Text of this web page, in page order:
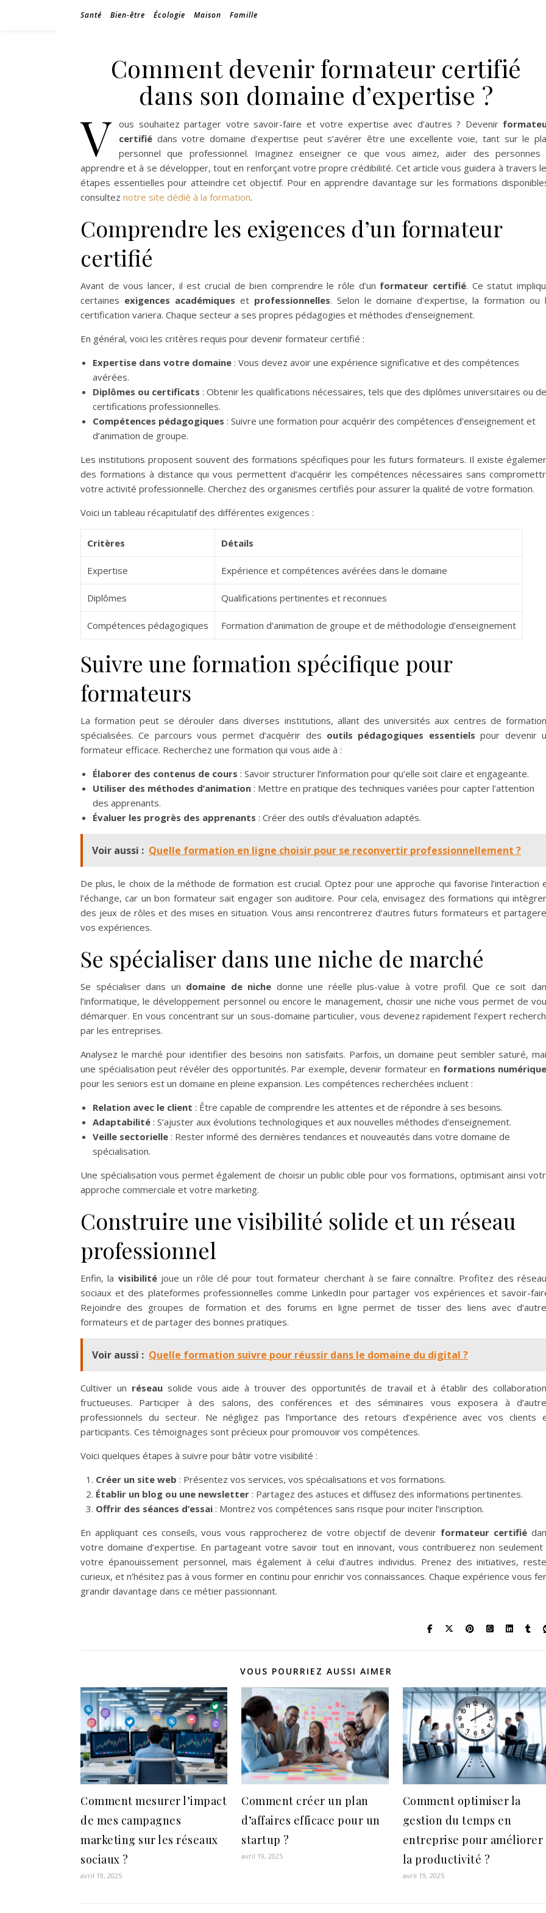
Santé Bien-être Écologie Maison Famille
Comment devenir formateur certifié
dans son domaine d’expertise ?
V ous souhaitez partager votre savoir-faire et votre expertise avec d’autres ? Devenir
certifié dans votre domaine d’expertise peut s’avérer être une excellente voie, tant sur le
personnel que professionnel. Imaginez enseigner ce que vous aimez, aider des personnes
apprendre et à se développer, tout en renforçant votre propre crédibilité. Cet article vous guidera à travers
étapes essentielles pour atteindre cet objectif. Pour en apprendre davantage sur les formations
consultez notre site dédié à la formation.
Comprendre les exigences d’un formateur
certifié
Avant de vous lancer, il est crucial de bien comprendre le rôle d’un formateur certifié. Ce statut
certaines exigences académiques et professionnelles. Selon le domaine d’expertise, la formation ou
certification variera. Chaque secteur a ses propres pédagogies et méthodes d’enseignement.
En général, voici les critères requis pour devenir formateur certifié :
Expertise dans votre domaine : Vous devez avoir une expérience significative et des compétences
avérées.
Diplômes ou certificats : Obtenir les qualifications nécessaires, tels que des diplômes universitaires ou
certifications professionnelles.
Compétences pédagogiques : Suivre une formation pour acquérir des compétences d’enseignement et
d’animation de groupe.
Les institutions proposent souvent des formations spécifiques pour les futurs formateurs. Il existe
des formations à distance qui vous permettent d’acquérir les compétences nécessaires sans
votre activité professionnelle. Cherchez des organismes certifiés pour assurer la qualité de votre formation.
Voici un tableau récapitulatif des différentes exigences :
Critères Détails
Expertise Expérience et compétences avérées dans le domaine
Diplômes Qualifications pertinentes et reconnues
Compétences pédagogiques Formation d’animation de groupe et de méthodologie d’enseignement
Suivre une formation spécifique pour
formateurs
La formation peut se dérouler dans diverses institutions, allant des universités aux centres de
spécialisées. Ce parcours vous permet d’acquérir des outils pédagogiques essentiels pour devenir
formateur efficace. Recherchez une formation qui vous aide à :
Élaborer des contenus de cours : Savoir structurer l’information pour qu’elle soit claire et engageante.
Utiliser des méthodes d’animation : Mettre en pratique des techniques variées pour capter l’attention
des apprenants.
Évaluer les progrès des apprenants : Créer des outils d’évaluation adaptés.
Voir aussi : Quelle formation en ligne choisir pour se reconvertir professionnellement ?
De plus, le choix de la méthode de formation est crucial. Optez pour une approche qui favorise l’interaction
l’échange, car un bon formateur sait engager son auditoire. Pour cela, envisagez des formations qui
des jeux de rôles et des mises en situation. Vous ainsi rencontrerez d’autres futurs formateurs et
vos expériences.
Se spécialiser dans une niche de marché
Se spécialiser dans un domaine de niche donne une réelle plus-value à votre profil. Que ce soit
l’informatique, le développement personnel ou encore le management, choisir une niche vous permet de
démarquer. En vous concentrant sur un sous-domaine particulier, vous devenez rapidement l’expert
par les entreprises.
Analysez le marché pour identifier des besoins non satisfaits. Parfois, un domaine peut sembler saturé,
une spécialisation peut révéler des opportunités. Par exemple, devenir formateur en formations
pour les seniors est un domaine en pleine expansion. Les compétences recherchées incluent :
Relation avec le client : Être capable de comprendre les attentes et de répondre à ses besoins.
Adaptabilité : S’ajuster aux évolutions technologiques et aux nouvelles méthodes d’enseignement.
Veille sectorielle : Rester informé des dernières tendances et nouveautés dans votre domaine de
spécialisation.
Une spécialisation vous permet également de choisir un public cible pour vos formations, optimisant ainsi
approche commerciale et votre marketing.
Construire une visibilité solide et un réseau
professionnel
Enfin, la visibilitéjoue un rôle clé pour tout formateur cherchant à se faire connaître. Profitez des
sociaux et des plateformes professionnelles comme LinkedIn pour partager vos expériences et savoir-
Rejoindre des groupes de formation et des forums en ligne permet de tisser des liens avec
formateurs et de partager des bonnes pratiques.
Voir aussi : Quelle formation suivre pour réussir dans le domaine du digital ?
Cultiver un réseausolide vous aide à trouver des opportunités de travail et à établir des
fructueuses. Participer à des salons, des conférences et des séminaires vous exposera à
professionnels du secteur. Ne négligez pas l’importance des retours d’expérience avec vos clients
participants. Ces témoignages sont précieux pour promouvoir vos compétences.
Voici quelques étapes à suivre pour bâtir votre visibilité :
Créer un site web : Présentez vos services, vos spécialisations et vos formations.
Établir un blog ou une newsletter : Partagez des astuces et diffusez des informations pertinentes.
Offrir des séances d’essai : Montrez vos compétences sans risque pour inciter l’inscription.
En appliquant ces conseils, vous vous rapprocherez de votre objectif de devenir formateur certifié
votre domaine d’expertise. En partageant votre savoir tout en innovant, vous contribuerez non seulement
votre épanouissement personnel, mais également à celui d’autres individus. Prenez des initiatives,
curieux, et n’hésitez pas à vous former en continu pour enrichir vos connaissances. Chaque expérience vous
grandir davantage dans ce métier passionnant.
VOUS POURRIEZ AUSSI AIMER
Comment mesurer l’impact
de mes campagnes
marketing sur les réseaux
sociaux ?
avril 19, 2025
Comment créer un plan
d’affaires efficace pour un
startup ?
avril 19, 2025
Comment optimiser la
gestion du temps en
entreprise pour améliorer
la productivité ?
avril 19, 2025